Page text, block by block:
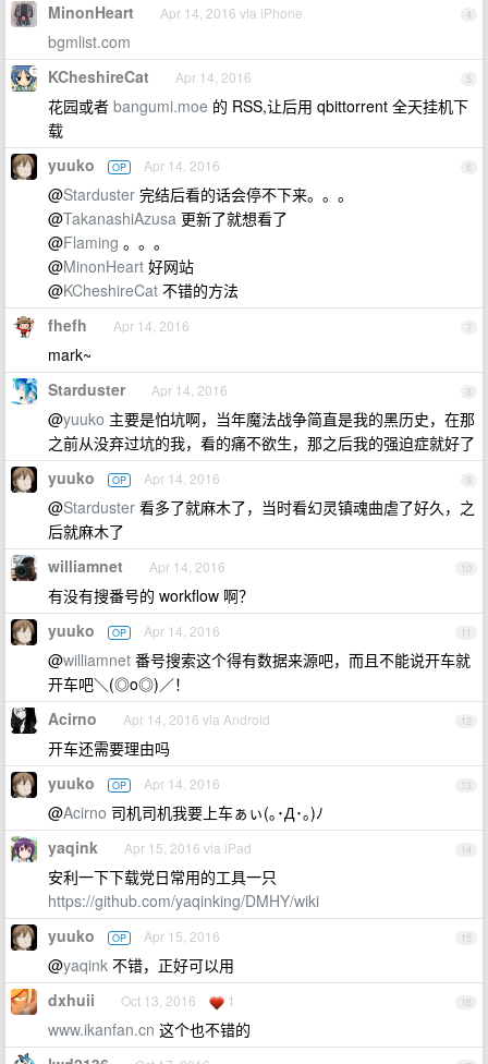
4
MinonHeart Apr 14, 2016 via iPhone
bgmlist.com
5
KCheshireCat Apr 14, 2016
花园或者 bangumi.moe 的 RSS,让后用 qbittorrent 全天挂机下
载
6
yuuko OP Apr 14, 2016
@Starduster 完结后看的话会停不下来。。。
@TakanashiAzusa 更新了就想看了
@Flaming 。。。
@MinonHeart 好网站
@KCheshireCat 不错的方法
7
fhefh Apr 14, 2016
mark~
8
Starduster Apr 14, 2016
@yuuko 主要是怕坑啊，当年魔法战争简直是我的黑历史，在那
之前从没弃过坑的我，看的痛不欲生，那之后我的强迫症就好了
9
yuuko OP Apr 14, 2016
@Starduster 看多了就麻木了，当时看幻灵镇魂曲虐了好久，之
后就麻木了
10
williamnet Apr 14, 2016
有没有搜番号的 workflow 啊？
11
yuuko OP Apr 14, 2016
@williamnet 番号搜索这个得有数据来源吧，而且不能说开车就
开车吧＼(◎o◎)／！
12
Acirno Apr 14, 2016 via Android
开车还需要理由吗
13
yuuko OP Apr 14, 2016
@Acirno 司机司机我要上车ぁぃ(｡･Д･｡)ﾉ
14
yaqink Apr 15, 2016 via iPad
安利一下下载党日常用的工具一只
https://github.com/yaqinking/DMHY/wiki
15
yuuko OP Apr 15, 2016
@yaqink 不错，正好可以用
16
dxhuii Oct 13, 2016 1
www.ikanfan.cn 这个也不错的